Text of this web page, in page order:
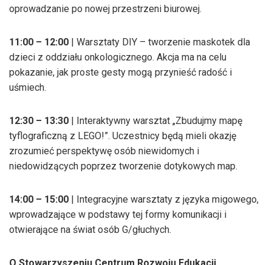
oprowadzanie po nowej przestrzeni biurowej.
11:00 – 12:00 | Warsztaty DIY – tworzenie maskotek dla
dzieci z oddziału onkologicznego. Akcja ma na celu
pokazanie, jak proste gesty mogą przynieść radość i
uśmiech.
12:30 – 13:30 | Interaktywny warsztat „Zbudujmy mapę
tyflograficzną z LEGO!”. Uczestnicy będą mieli okazję
zrozumieć perspektywę osób niewidomych i
niedowidzących poprzez tworzenie dotykowych map.
14:00 – 15:00 | Integracyjne warsztaty z języka migowego,
wprowadzające w podstawy tej formy komunikacji i
otwierające na świat osób G/głuchych.